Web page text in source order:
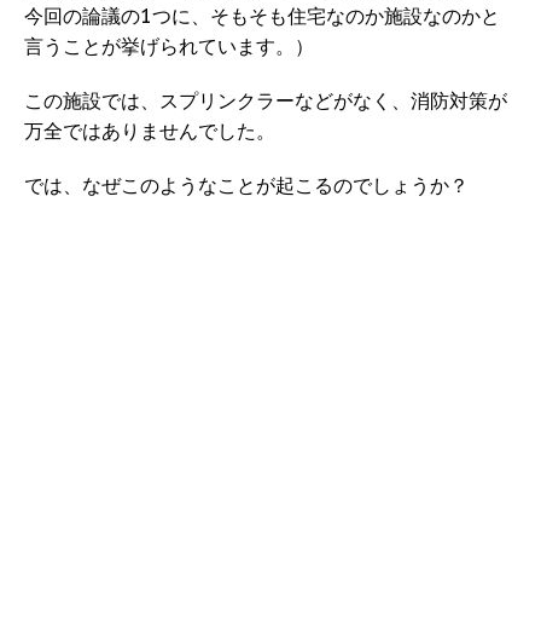
今回の論議の1つに、そもそも住宅なのか施設なのかと
言うことが挙げられています。）
この施設では、スプリンクラーなどがなく、消防対策が
万全ではありませんでした。
では、なぜこのようなことが起こるのでしょうか？